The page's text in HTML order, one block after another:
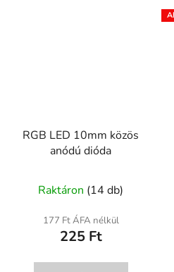
RGB LED 10mm közös
anódú dióda
Raktáron (14 db)
177 Ft ÁFA nélkül
225 Ft